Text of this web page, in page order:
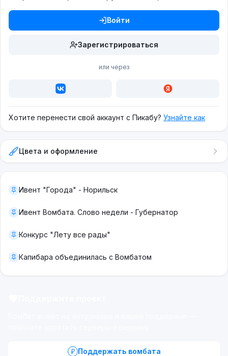
Войти
Зарегистрироваться
или через
Хотите перенести свой аккаунт с Пикабу? Узнайте как
Цвета и оформление
Ивент "Города" - Норильск
Ивент Вомбата. Слово недели - Губернатор
Конкурс "Лету все рады"
Капибара объединилась с Вомбатом
Поддержать вомбата